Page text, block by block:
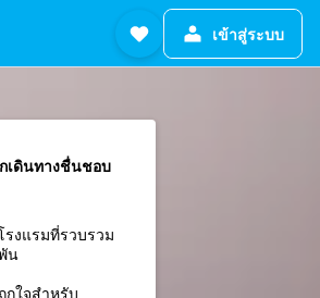
เข้าสู่ระบบ
เดินทางชื่นชอบ
งแรมที่รวบรวม
น
ใจสำหรับ